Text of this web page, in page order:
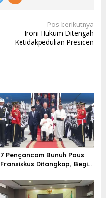
Pos berikutnya
Ironi Hukum Ditengah
Ketidakpedulian Presiden
7 Pengancam Bunuh Paus
Fransiskus Ditangkap, Begini
Diungkap Densus 88